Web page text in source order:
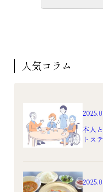
シニアライフ
今だから考えたい
想のシニアライフ
心な住まいの選択肢
選び方
サービス付き
人気コラム
本人
トス